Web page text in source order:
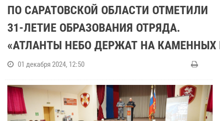
ПО САРАТОВСКОЙ ОБЛАСТИ ОТМЕТИЛИ
31-ЛЕТИЕ ОБРАЗОВАНИЯ ОТРЯДА.
«АТЛАНТЫ НЕБО ДЕРЖАТ НА КАМЕННЫХ
01 декабря 2024, 12:50